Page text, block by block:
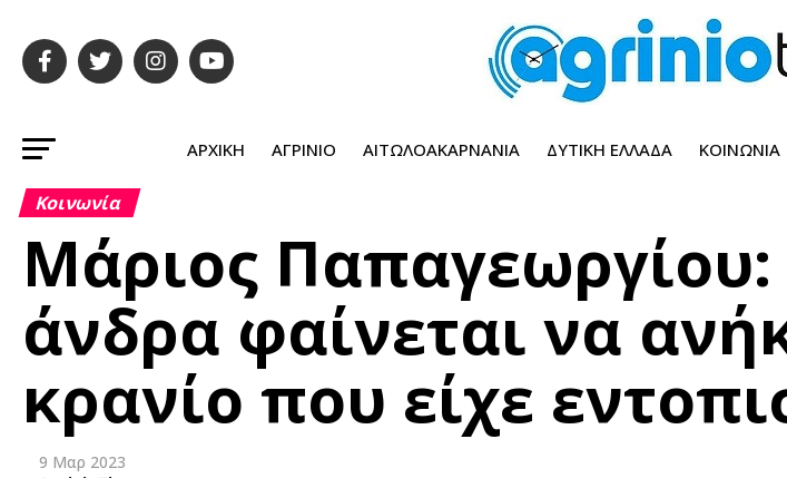
ΑΡΧΙΚΉ ΑΓΡΊΝΙΟ ΑΙΤΩΛΟΑΚΑΡΝΑΝΊΑ ΔΥΤΙΚΉ ΕΛΛΆΔΑ ΚΟΙΝΩΝΊΑ
Κοινωνία
Μάριος Παπαγεωργίου:
άνδρα φαίνεται να
κρανίο που είχε
9 Μαρ 2023